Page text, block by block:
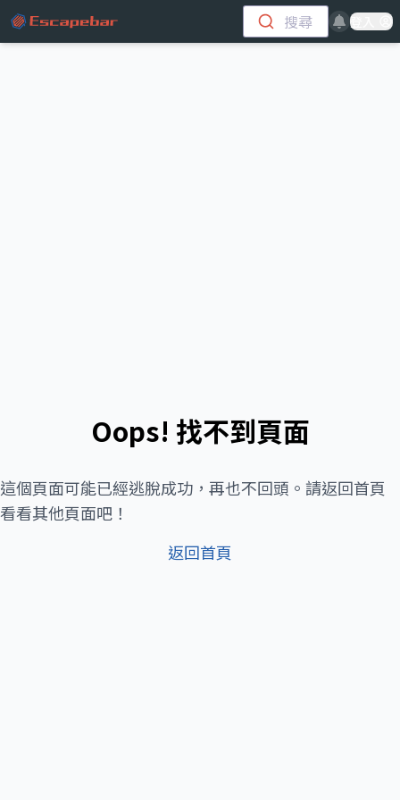
跳至主要內容
搜尋 登入
Oops! 找不到頁面
這個頁面可能已經逃脫成功，再也不回頭。請返回首頁
看看其他頁面吧！
返回首頁